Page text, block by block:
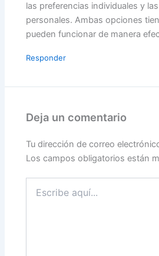
las preferencias individuales y
personales. Ambas opciones
pueden funcionar de manera
Responder
Deja un comentario
Tu dirección de correo
Los campos obligatorios están
aquí...